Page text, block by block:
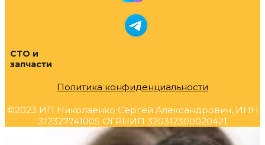
СТО и
запчасти
Политика конфиденциальности
©2023 ИП Николаенко Сергей Александрович, ИНН
312327741005 ОГРНИП 320312300020421